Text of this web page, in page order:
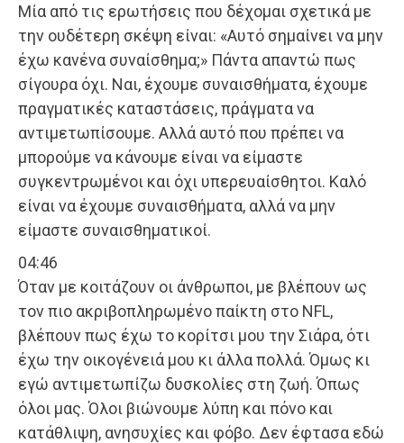
Μία από τις ερωτήσεις που δέχομαι σχετικά με
την ουδέτερη σκέψη είναι: «Αυτό σημαίνει να μην
έχω κανένα συναίσθημα;» Πάντα απαντώ πως
σίγουρα όχι. Ναι, έχουμε συναισθήματα, έχουμε
πραγματικές καταστάσεις, πράγματα να
αντιμετωπίσουμε. Αλλά αυτό που πρέπει να
μπορούμε να κάνουμε είναι να είμαστε
συγκεντρωμένοι και όχι υπερευαίσθητοι. Καλό
είναι να έχουμε συναισθήματα, αλλά να μην
είμαστε συναισθηματικοί.
04:46
Όταν με κοιτάζουν οι άνθρωποι, με βλέπουν ως
τον πιο ακριβοπληρωμένο παίκτη στο NFL,
βλέπουν πως έχω το κορίτσι μου την Σιάρα, ότι
έχω την οικογένειά μου κι άλλα πολλά. Όμως κι
εγώ αντιμετωπίζω δυσκολίες στη ζωή. Όπως
όλοι μας. Όλοι βιώνουμε λύπη και πόνο και
κατάθλιψη, ανησυχίες και φόβο. Δεν έφτασα εδώ